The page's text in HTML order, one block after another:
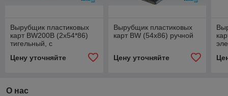
Вырубщик пластиковых
карт BW200B (2x54*86)
тигельный, с
Цену уточняйте
Вырубщик пластиковых
карт BW (54х86) ручной
Цену уточняйте
О нас